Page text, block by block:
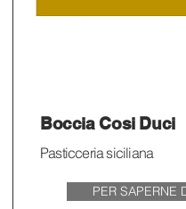
Boccia Cosi Duci
Pasticceria siciliana
PER SAPERNE